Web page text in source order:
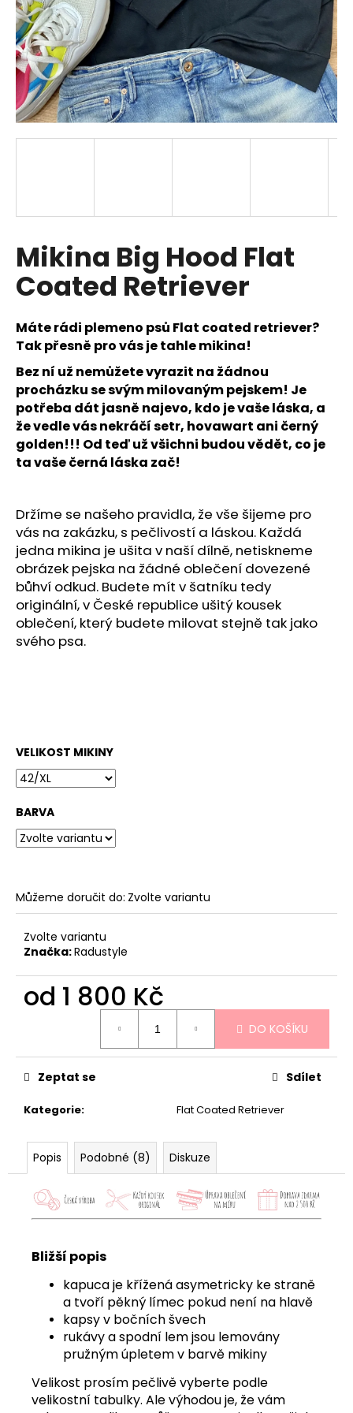
Mikina Big Hood Flat
Coated Retriever
Máte rádi plemeno psů Flat coated retriever?
Tak přesně pro vás je tahle mikina!
Bez ní už nemůžete vyrazit na žádnou
procházku se svým milovaným pejskem! Je
potřeba dát jasně najevo, kdo je vaše láska, a
že vedle vás nekráčí setr, hovawart ani černý
golden!!! Od teď už všichni budou vědět, co je
ta vaše černá láska zač!
Držíme se našeho pravidla, že vše šijeme pro
vás na zakázku, s pečlivostí a láskou. Každá
jedna mikina je ušita v naší dílně, netiskneme
obrázek pejska na žádné oblečení dovezené
bůhví odkud. Budete mít v šatníku tedy
originální, v České republice ušitý kousek
oblečení, který budete milovat stejně tak jako
svého psa.
VELIKOST MIKINY
BARVA
Můžeme doručit do: Zvolte variantu
Zvolte variantu
Značka:Radustyle
od 1 800 Kč
DO KOŠÍKU
Kategorie: Flat Coated Retriever
Zeptat se Sdílet
Popis Podobné (8) Diskuze
Bližší popis
kapuca je křížená asymetricky ke straně
a tvoří pěkný límec pokud není na hlavě
kapsy v bočních švech
rukávy a spodní lem jsou lemovány
pružným úpletem v barvě mikiny
Velikost prosím pečlivě vyberte podle
velikostní tabulky. Ale výhodou je, že vám
a
j
í
t
?
D
o
p
r
u
č
u
j
e
m
e
COATED
RETRIEVER
ONA&ON
3
500
Kč